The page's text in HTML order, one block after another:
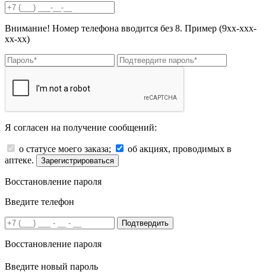
Внимание! Номер телефона вводится без 8. Пример (9хх-ххх-
хх-хх)
Я согласен на получение сообщений:
о статусе моего заказа;
об акциях, проводимых в
аптеке.
Зарегистрироваться
Восстановление пароля
Введите телефон
Подтвердить
Восстановление пароля
Введите новый пароль